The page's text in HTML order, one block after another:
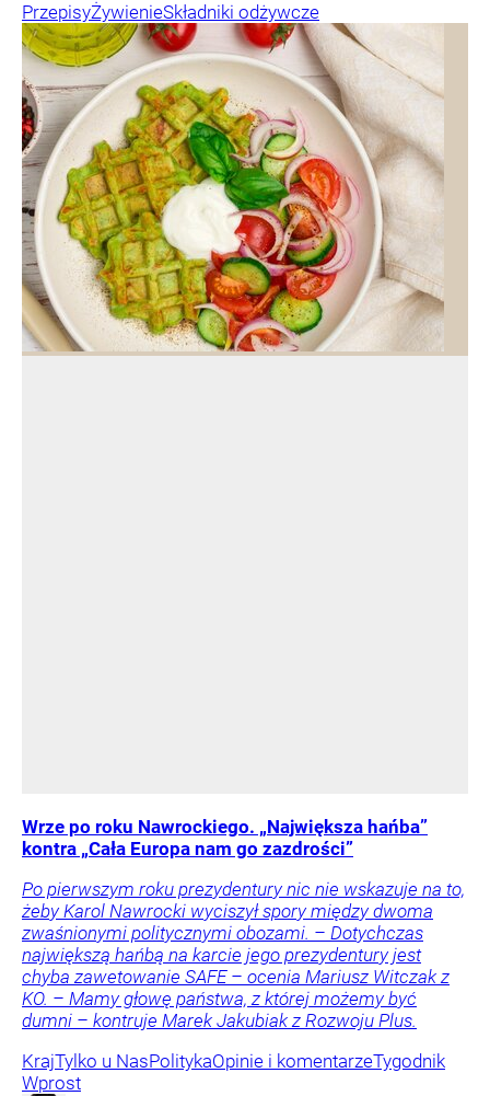
PrzepisyŻywienieSkładniki odżywcze
Wrze po roku Nawrockiego. „Największa hańba”
kontra „Cała Europa nam go zazdrości”
Po pierwszym roku prezydentury nic nie wskazuje na to,
żeby Karol Nawrocki wyciszył spory między dwoma
zwaśnionymi politycznymi obozami. – Dotychczas
największą hańbą na karcie jego prezydentury jest
chyba zawetowanie SAFE – ocenia Mariusz Witczak z
KO. – Mamy głowę państwa, z której możemy być
dumni – kontruje Marek Jakubiak z Rozwoju Plus.
KrajTylko u NasPolitykaOpinie i komentarzeTygodnik
Wprost